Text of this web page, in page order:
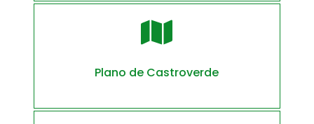

Plano de Castroverde